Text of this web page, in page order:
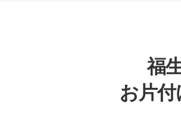
福
お片付